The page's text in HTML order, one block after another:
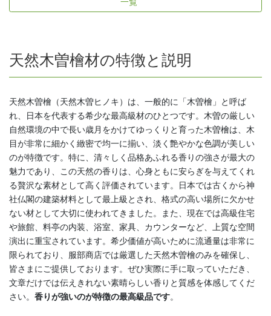
天然木曽檜材の特徴と説明
天然木曽檜（天然木曽ヒノキ）は、一般的に「木曽檜」と呼ば
れ、日本を代表する希少な最高級材のひとつです。木曽の厳しい
自然環境の中で長い歳月をかけてゆっくりと育った木曽檜は、木
目が非常に細かく緻密で均一に揃い、淡く艶やかな色調が美しい
のが特徴です。特に、清々しく品格あふれる香りの強さが最大の
魅力であり、この天然の香りは、心身ともに安らぎを与えてくれ
る贅沢な素材として高く評価されています。日本では古くから神
社仏閣の建築材料として最上級とされ、格式の高い場所に欠かせ
ない材として大切に使われてきました。また、現在では高級住宅
や旅館、料亭の内装、浴室、家具、カウンターなど、上質な空間
演出に重宝されています。希少価値が高いために流通量は非常に
限られており、服部商店では厳選した天然木曽檜のみを確保し、
皆さまにご提供しております。ぜひ実際に手に取っていただき、
文章だけでは伝えきれない素晴らしい香りと質感を体感してくだ
さい。 香りが強いのが特徴の最高級品です。